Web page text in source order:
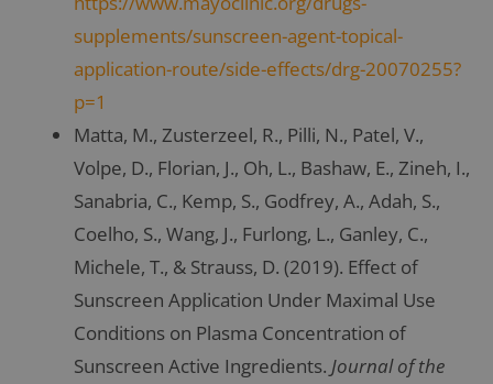
supplements/sunscreen-agent-topical-
application-route/side-effects/drg-20070255?
p=1
Matta, M., Zusterzeel, R., Pilli, N., Patel, V.,
Volpe, D., Florian, J., Oh, L., Bashaw, E., Zineh, I.,
Sanabria, C., Kemp, S., Godfrey, A., Adah, S.,
Coelho, S., Wang, J., Furlong, L., Ganley, C.,
Michele, T., & Strauss, D. (2019). Effect of
Sunscreen Application Under Maximal Use
Conditions on Plasma Concentration of
Sunscreen Active Ingredients. Journal of the